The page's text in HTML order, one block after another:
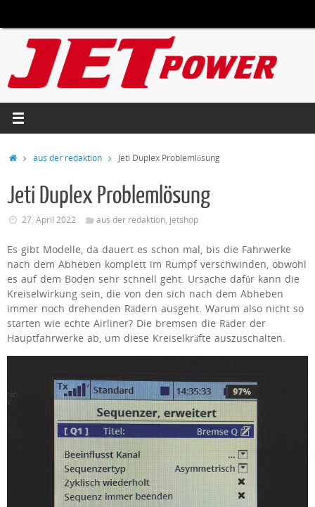
springen
Startaus der redaktion Jeti Duplex Problemlösung
Jeti Duplex Problemlösung
27. April 2022 aus der redaktion, jetshop
Es gibt Modelle, da dauert es schon mal, bis die Fahrwerke
nach dem Abheben komplett im Rumpf verschwinden, obwohl
es auf dem Boden sehr schnell geht. Ursache dafür kann die
Kreiselwirkung sein, die von den sich nach dem Abheben
immer noch drehenden Rädern ausgeht. Warum also nicht so
starten wie echte Airliner? Die bremsen die Räder der
Hauptfahrwerke ab, um diese Kreiselkräfte auszuschalten.